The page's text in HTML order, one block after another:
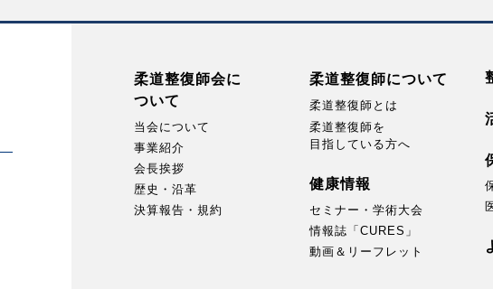
柔道整復師会に
ついて
当会について
事業紹介
会長挨拶
歴史・沿革
決算報告・規約
柔道整復師について
柔道整復師とは
柔道整復師を
目指している方へ
健康情報
セミナー・ 学術大会
情報誌「CURES」
動画＆リーフレット